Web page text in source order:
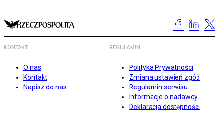
KONTAKT
O nas
Kontakt
Napisz do nas
REGULAMIN
Polityka Prywatności
Zmiana ustawień zgód
Regulamin serwisu
Informacje o nadawcy
Deklaracja dostępności